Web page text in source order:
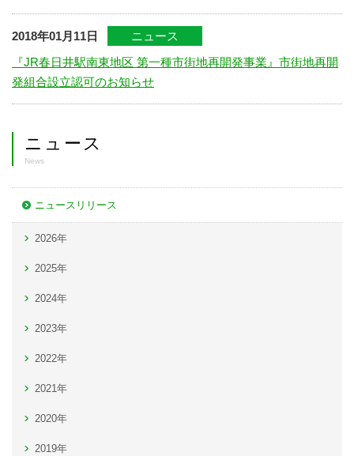
2018年01月11日
ニュース
『JR春日井駅南東地区 第一種市街地再開発事業』市街地再開
発組合設立認可のお知らせ
ニュース
News
ニュースリリース
2026年
2025年
2024年
2023年
2022年
2021年
2020年
2019年